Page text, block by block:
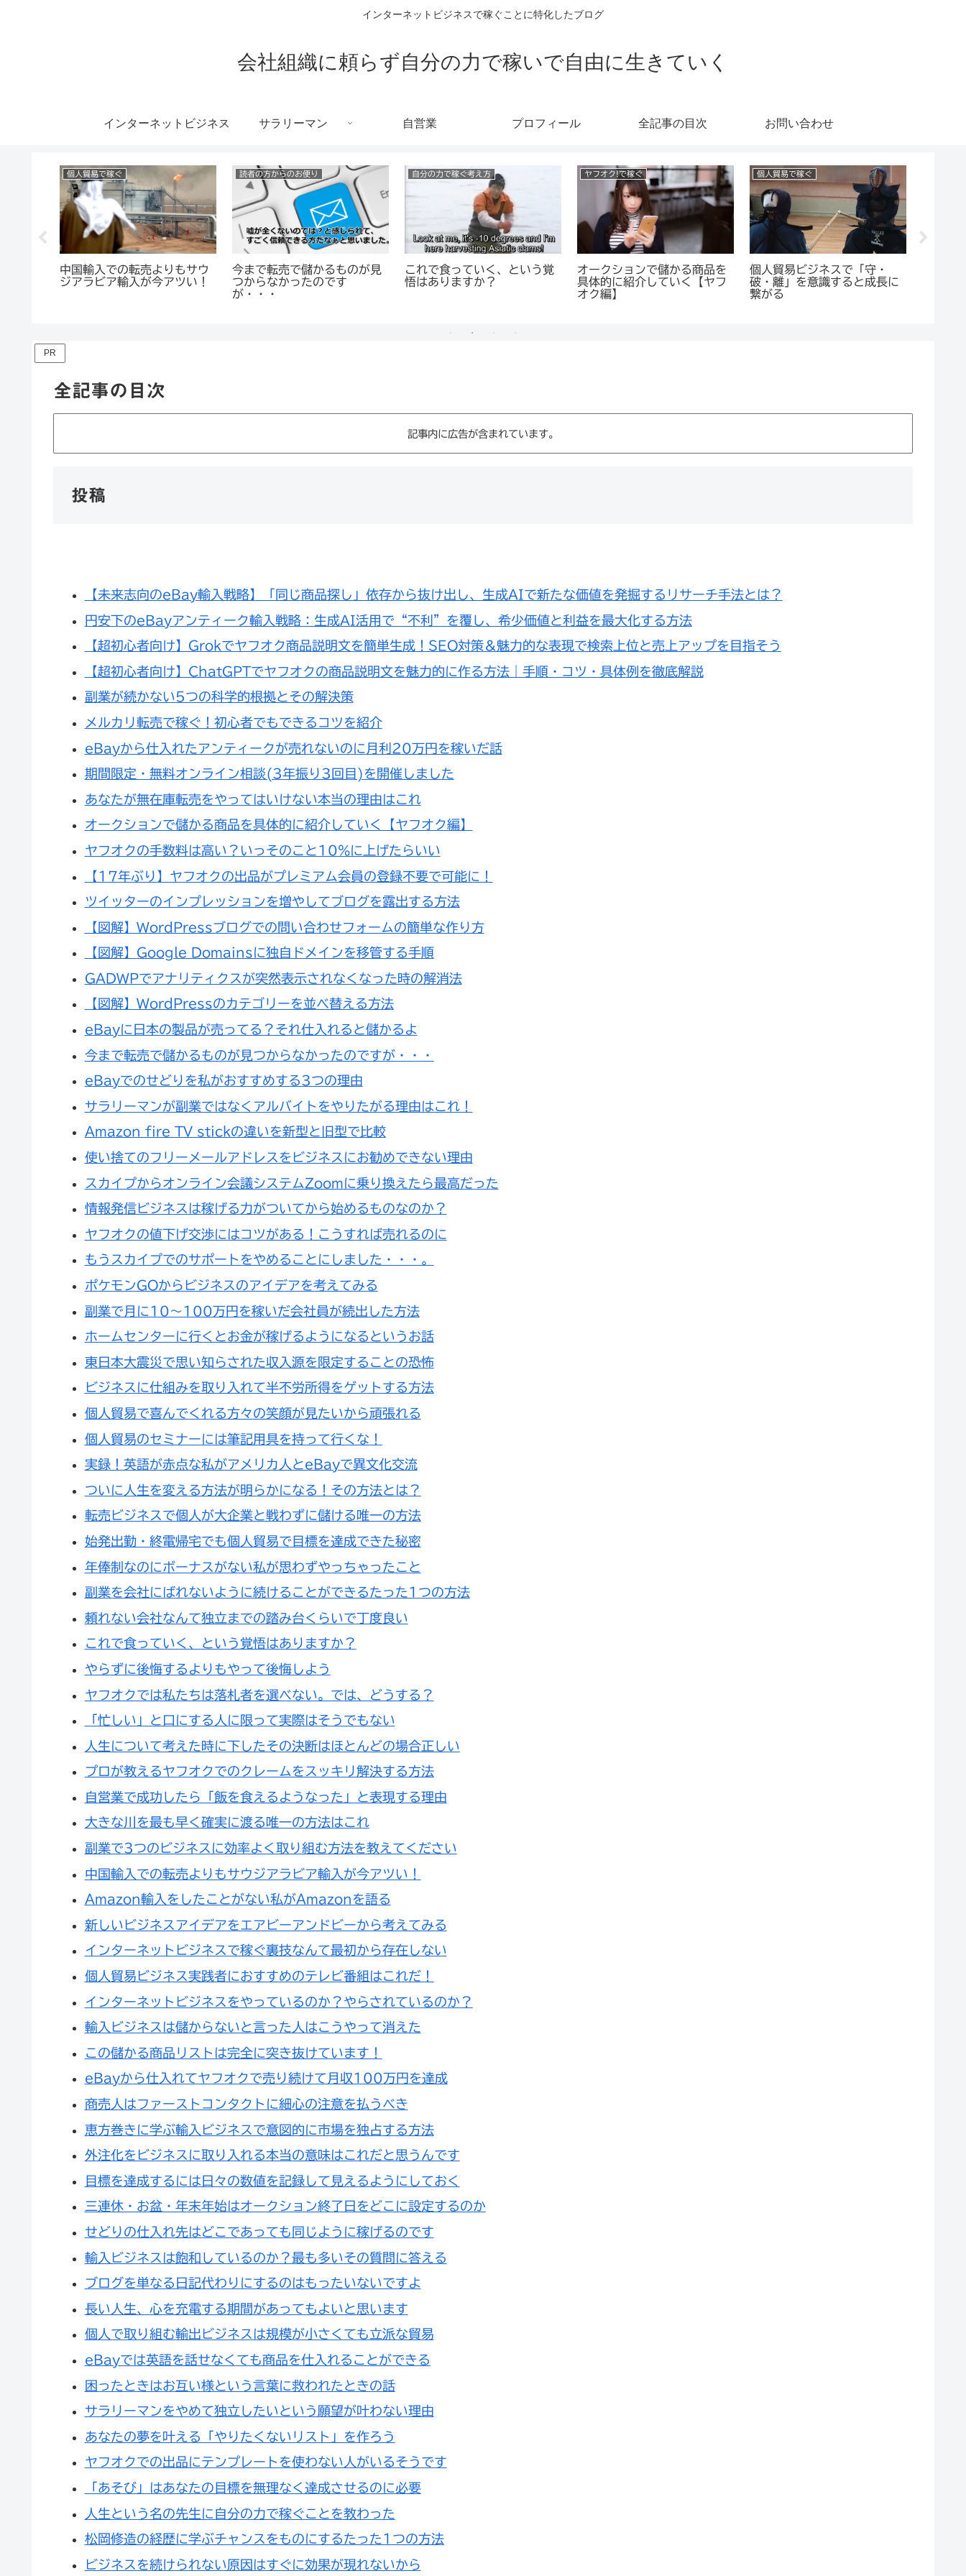
インターネットビジネスで稼ぐことに特化したブログ
会社組織に頼らず自分の力で稼いで自由に生きていく
インターネットビジネス サラリーマン 自営業 プロフィール 全記事の目次 お問い合わせ
個人貿易で稼ぐ
中国輸入での転売よりもサウ
ジアラビア輸入が今アツい！
読者の方からのお便り
今まで転売で儲かるものが見
つからなかったのです
が・・・
自分の力で稼ぐ考え方
これで食っていく、という覚
悟はありますか？
ヤフオク!で稼ぐ
オークションで儲かる商品を
具体的に紹介していく【ヤフ
オク編】
個人貿易で稼ぐ
個人貿易ビジネスで「守・
破・離」を意識すると成長に
繋がる
PR
全記事の目次
記事内に広告が含まれています。
投稿
【未来志向のeBay輸入戦略】「同じ商品探し」依存から抜け出し、生成AIで新たな価値を発掘するリサーチ手法とは？
円安下のeBayアンティーク輸入戦略：生成AI活用で“不利”を覆し、希少価値と利益を最大化する方法
【超初心者向け】Grokでヤフオク商品説明文を簡単生成！SEO対策＆魅力的な表現で検索上位と売上アップを目指そう
【超初心者向け】ChatGPTでヤフオクの商品説明文を魅力的に作る方法｜手順・コツ・具体例を徹底解説
副業が続かない5つの科学的根拠とその解決策
メルカリ転売で稼ぐ！初心者でもできるコツを紹介
eBayから仕入れたアンティークが売れないのに月利20万円を稼いだ話
期間限定・無料オンライン相談(3年振り3回目)を開催しました
あなたが無在庫転売をやってはいけない本当の理由はこれ
オークションで儲かる商品を具体的に紹介していく【ヤフオク編】
ヤフオクの手数料は高い？いっそのこと10%に上げたらいい
【17年ぶり】ヤフオクの出品がプレミアム会員の登録不要で可能に！
ツイッターのインプレッションを増やしてブログを露出する方法
【図解】WordPressブログでの問い合わせフォームの簡単な作り方
【図解】Google Domainsに独自ドメインを移管する手順
GADWPでアナリティクスが突然表示されなくなった時の解消法
【図解】WordPressのカテゴリーを並べ替える方法
eBayに日本の製品が売ってる？それ仕入れると儲かるよ
今まで転売で儲かるものが見つからなかったのですが・・・
eBayでのせどりを私がおすすめする3つの理由
サラリーマンが副業ではなくアルバイトをやりたがる理由はこれ！
Amazon fire TV stickの違いを新型と旧型で比較
使い捨てのフリーメールアドレスをビジネスにお勧めできない理由
スカイプからオンライン会議システムZoomに乗り換えたら最高だった
情報発信ビジネスは稼げる力がついてから始めるものなのか？
ヤフオクの値下げ交渉にはコツがある！こうすれば売れるのに
もうスカイプでのサポートをやめることにしました・・・。
ポケモンGOからビジネスのアイデアを考えてみる
副業で月に10～100万円を稼いだ会社員が続出した方法
ホームセンターに行くとお金が稼げるようになるというお話
東日本大震災で思い知らされた収入源を限定することの恐怖
ビジネスに仕組みを取り入れて半不労所得をゲットする方法
個人貿易で喜んでくれる方々の笑顔が見たいから頑張れる
個人貿易のセミナーには筆記用具を持って行くな！
実録！英語が赤点な私がアメリカ人とeBayで異文化交流
ついに人生を変える方法が明らかになる！その方法とは？
転売ビジネスで個人が大企業と戦わずに儲ける唯一の方法
始発出勤・終電帰宅でも個人貿易で目標を達成できた秘密
年俸制なのにボーナスがない私が思わずやっちゃったこと
副業を会社にばれないように続けることができるたった1つの方法
頼れない会社なんて独立までの踏み台くらいで丁度良い
これで食っていく、という覚悟はありますか？
やらずに後悔するよりもやって後悔しよう
ヤフオクでは私たちは落札者を選べない。では、どうする？
「忙しい」と口にする人に限って実際はそうでもない
人生について考えた時に下したその決断はほとんどの場合正しい
プロが教えるヤフオクでのクレームをスッキリ解決する方法
自営業で成功したら「飯を食えるようなった」と表現する理由
大きな川を最も早く確実に渡る唯一の方法はこれ
副業で3つのビジネスに効率よく取り組む方法を教えてください
中国輸入での転売よりもサウジアラビア輸入が今アツい！
Amazon輸入をしたことがない私がAmazonを語る
新しいビジネスアイデアをエアビーアンドビーから考えてみる
インターネットビジネスで稼ぐ裏技なんて最初から存在しない
個人貿易ビジネス実践者におすすめのテレビ番組はこれだ！
インターネットビジネスをやっているのか？やらされているのか？
輸入ビジネスは儲からないと言った人はこうやって消えた
この儲かる商品リストは完全に突き抜けています！
eBayから仕入れてヤフオクで売り続けて月収100万円を達成
商売人はファーストコンタクトに細心の注意を払うべき
恵方巻きに学ぶ輸入ビジネスで意図的に市場を独占する方法
外注化をビジネスに取り入れる本当の意味はこれだと思うんです
目標を達成するには日々の数値を記録して見えるようにしておく
三連休・お盆・年末年始はオークション終了日をどこに設定するのか
せどりの仕入れ先はどこであっても同じように稼げるのです
輸入ビジネスは飽和しているのか？最も多いその質問に答える
ブログを単なる日記代わりにするのはもったいないですよ
長い人生、心を充電する期間があってもよいと思います
個人で取り組む輸出ビジネスは規模が小さくても立派な貿易
eBayでは英語を話せなくても商品を仕入れることができる
困ったときはお互い様という言葉に救われたときの話
サラリーマンをやめて独立したいという願望が叶わない理由
あなたの夢を叶える「やりたくないリスト」を作ろう
ヤフオクでの出品にテンプレートを使わない人がいるそうです
「あそび」はあなたの目標を無理なく達成させるのに必要
人生という名の先生に自分の力で稼ぐことを教わった
松岡修造の経歴に学ぶチャンスをものにするたった1つの方法
ビジネスを続けられない原因はすぐに効果が現れないから